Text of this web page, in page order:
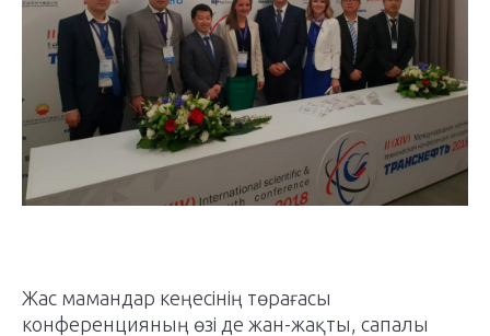
Жас мамандар кеңесінің төрағасы
конференцияның өзі де жан-жақты, сапалы